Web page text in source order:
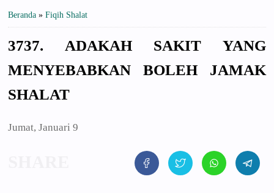
Beranda » Fiqih Shalat
3737. ADAKAH SAKIT YANG
MENYEBABKAN BOLEH JAMAK
SHALAT
Jumat, Januari 9